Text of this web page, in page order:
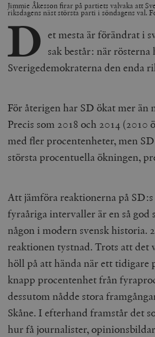
Jimmie Åkesson firar på partiets valvaka att
riksdagens näst största parti i söndagens val.
D et mesta är förändrat i
sak består: när rösterna
Sverigedemokraterna den enda
För återigen har SD ökat mer än
Precis som 2018 och 2014 (2010
med fler procentenheter, men
största procentuella ökningen,
Att jämföra reaktionerna på
fyraåriga intervaller är en så god
någon i modern svensk historia.
reaktionen tystnad. Trots att det
höll på att hända när ett
knapp procentenhet från
dessutom nådde stora
Skåne. I efterhand framstår det
hur få journalister,